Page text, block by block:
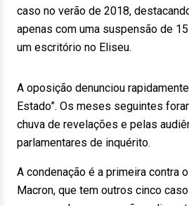
caso no verão de 2018,
apenas com uma suspensão de
um escritório no Eliseu.
A oposição denunciou
Estado”. Os meses seguintes
chuva de revelações e pelas
parlamentares de inquérito.
A condenação é a primeira contra
Macron, que tem outros cinco